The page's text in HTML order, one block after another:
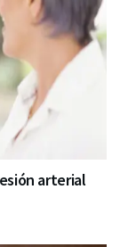
arterial